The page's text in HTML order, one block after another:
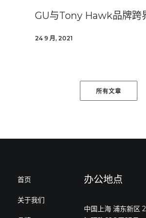
GU与Tony Hawk品牌跨
24 9 月, 2021
所有文章
首页
关于我们
办公地点
中国上海 浦东新区